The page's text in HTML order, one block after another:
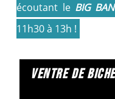
écoutant le BIG
11h30 à 13h !